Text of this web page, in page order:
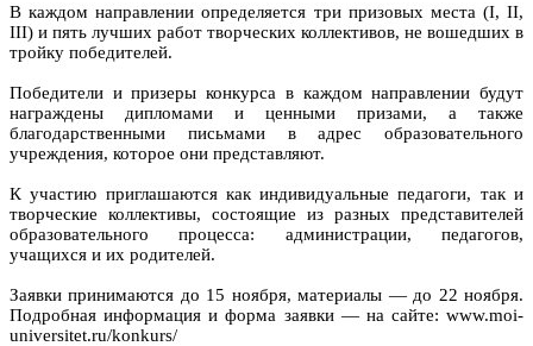
В каждом направлении определяется три призовых места (I, II,
III) и пять лучших работ творческих коллективов, не вошедших в
тройку победителей.
Победители и призеры конкурса в каждом направлении будут
награждены дипломами и ценными призами, а также
благодарственными письмами в адрес образовательного
учреждения, которое они представляют.
К участию приглашаются как индивидуальные педагоги, так и
творческие коллективы, состоящие из разных представителей
образовательного процесса: администрации, педагогов,
учащихся и их родителей.
Заявки принимаются до 15 ноября, материалы — до 22 ноября.
Подробная информация и форма заявки — на сайте: www.moi-
universitet.ru/konkurs/